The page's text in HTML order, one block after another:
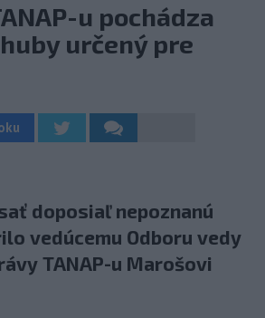
u pochádza
určený pre
doposiaľ nepoznanú
vedúcemu Odboru vedy
TANAP-u Marošovi